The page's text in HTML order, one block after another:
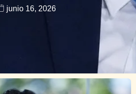
junio 16, 2026